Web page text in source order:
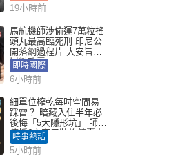
19小時前
馬航機師涉偷運7萬粒搖
頭丸最高臨死刑 印尼公
開落網過程片 大安旨意
豈料敗露
即時國際
6小時前
細單位榨乾每吋空間易
踩雷？ 暗藏入住半年必
後悔「5大隱形坑」 師傅
傳授6字家居裝修錦囊｜
Juicy叮
時事熱話
5小時前